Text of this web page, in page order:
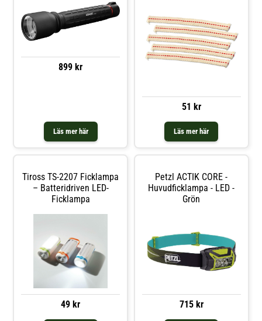
899 kr
Läs mer här
51 kr
Läs mer här
Tiross TS-2207 Ficklampa
– Batteridriven LED-
Ficklampa
49 kr
Petzl ACTIK CORE -
Huvudficklampa - LED -
Grön
715 kr